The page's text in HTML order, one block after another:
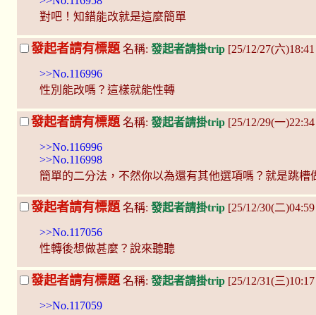
對吧！知錯能改就是這麼簡單
發起者請有標題 名稱: 發起者請掛trip [25/12/27(六
>>No.116996
性別能改嗎？這樣就能性轉
發起者請有標題 名稱: 發起者請掛trip [25/12/29(一
>>No.116996
>>No.116998
簡單的二分法，不然你以為還有其他選項嗎？就是跳槽
發起者請有標題名稱: 發起者請掛trip [25/12/30(二
>>No.117056
性轉後想做甚麼？說來聽聽
發起者請有標題 名稱: 發起者請掛trip [25/12/31(三
>>No.117059